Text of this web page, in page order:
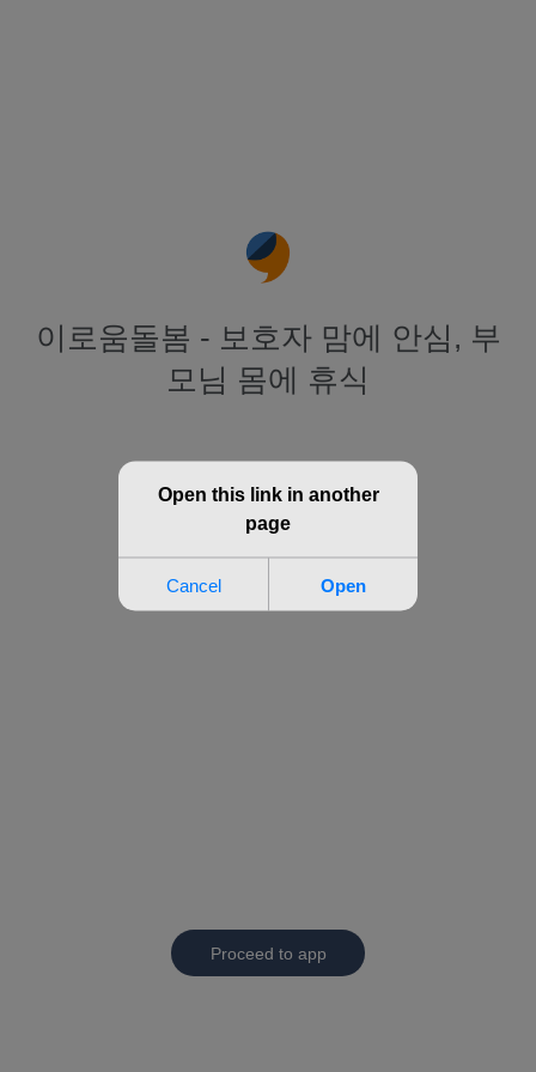
이로움돌봄 - 보호자 맘에 안심, 부
모님 몸에 휴식
Proceed to app